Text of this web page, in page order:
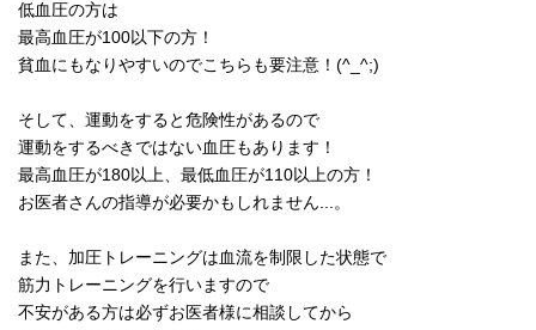
低血圧の方は
最高血圧が100以下の方！
貧血にもなりやすいのでこちらも要注意！(^_^;)
そして、運動をすると危険性があるので
運動をするべきではない血圧もあります！
最高血圧が180以上、最低血圧が110以上の方！
お医者さんの指導が必要かもしれません...。
また、加圧トレーニングは血流を制限した状態で
筋力トレーニングを行いますので
不安がある方は必ずお医者様に相談してから